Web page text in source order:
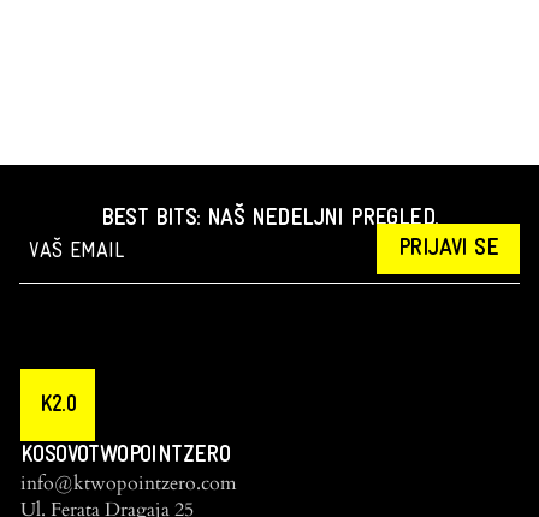
BEST BITS: NAŠ NEDELJNI PREGLED.
PRIJAVI SE
K2.0
KOSOVOTWOPOINTZERO
info@ktwopointzero.com
Ul. Ferata Dragaja 25